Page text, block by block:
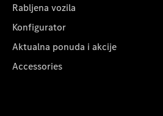
Rabljena vozila
Konfigurator
Aktualna ponuda i akcije
Accessories